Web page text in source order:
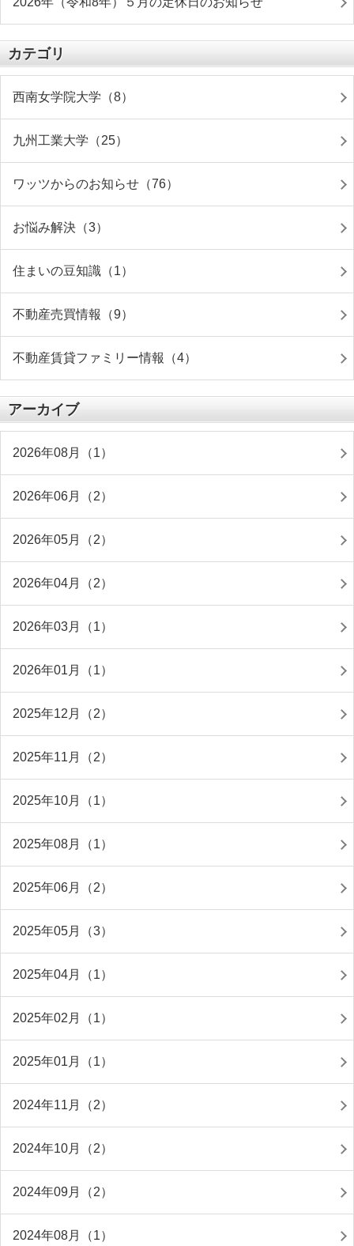
カテゴリ
西南女学院大学（8）
九州工業大学（25）
ワッツからのお知らせ（76）
お悩み解決（3）
住まいの豆知識（1）
不動産売買情報（9）
不動産賃貸ファミリー情報（4）
アーカイブ
2026年08月（1）
2026年06月（2）
2026年05月（2）
2026年04月（2）
2026年03月（1）
2026年01月（1）
2025年12月（2）
2025年11月（2）
2025年10月（1）
2025年08月（1）
2025年06月（2）
2025年05月（3）
2025年04月（1）
2025年02月（1）
2025年01月（1）
2024年11月（2）
2024年10月（2）
2024年09月（2）
2024年08月（1）